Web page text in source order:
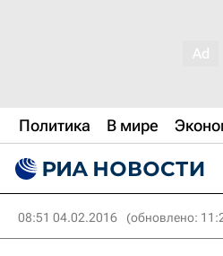
Политика В мире
08:51 04.02.2016 (обновлено: